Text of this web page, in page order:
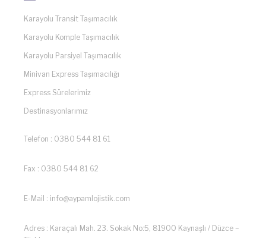
Karayolu Transit Taşımacılık
Karayolu Komple Taşımacılık
Karayolu Parsiyel Taşımacılık
Minivan Express Taşımacılığı
Express Sürelerimiz
Destinasyonlarımız
Telefon : 0380 544 81 61
Fax : 0380 544 81 62
E-Mail : info@aypamlojistik.com
Adres : Karaçalı Mah. 23. Sokak No:5, 81900 Kaynaşlı / Düzce –